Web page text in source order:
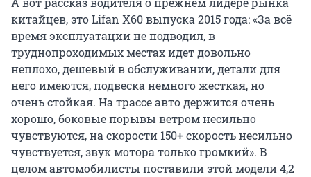
китайцев, это Lifan X60 выпуска 2015 года: «За всё
время эксплуатации не подводил, в
труднопроходимых местах идет довольно
неплохо, дешевый в обслуживании, детали для
него имеются, подвеска немного жесткая, но
очень стойкая. На трассе авто держится очень
хорошо, боковые порывы ветром несильно
чувствуются, на скорости 150+ скорость несильно
чувствуется, звук мотора только громкий». В
целом автомобилисты поставили этой модели 4,2